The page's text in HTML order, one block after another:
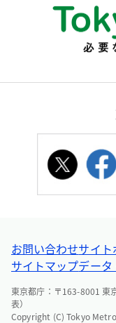
お問い合わせサイ
サイトマップデータ
東京都庁：〒163-8001 東
表）
Copyright (C) Tokyo